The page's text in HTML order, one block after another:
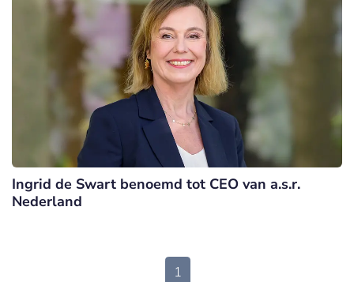
Ingrid de Swart benoemd tot CEO van a.s.r.
Nederland
1